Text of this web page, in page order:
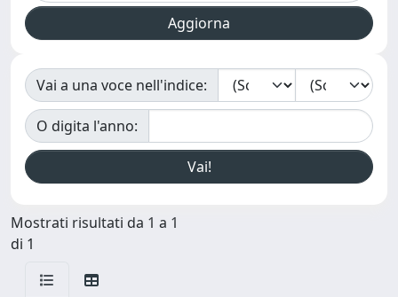
Vai a una voce nell'indice:
O digita l'anno:
Mostrati risultati da 1 a 1
di 1